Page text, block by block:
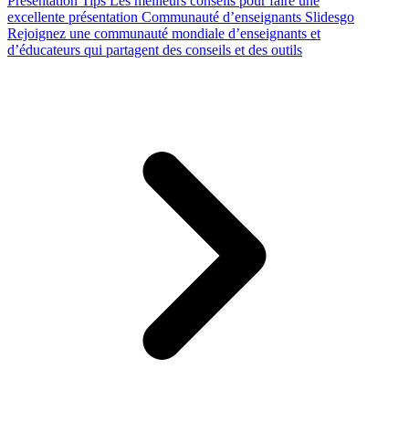
excellente présentation Communauté d’enseignants Slidesgo
Rejoignez une communauté mondiale d’enseignants et
d’éducateurs qui partagent des conseils et des outils